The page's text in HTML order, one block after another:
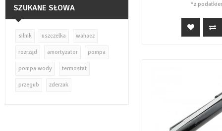
SZUKANE SŁOWA
silnik uszczelka wahacz
rozrząd amortyzator pompa
pompa wody termostat
przegub zderzak
*z